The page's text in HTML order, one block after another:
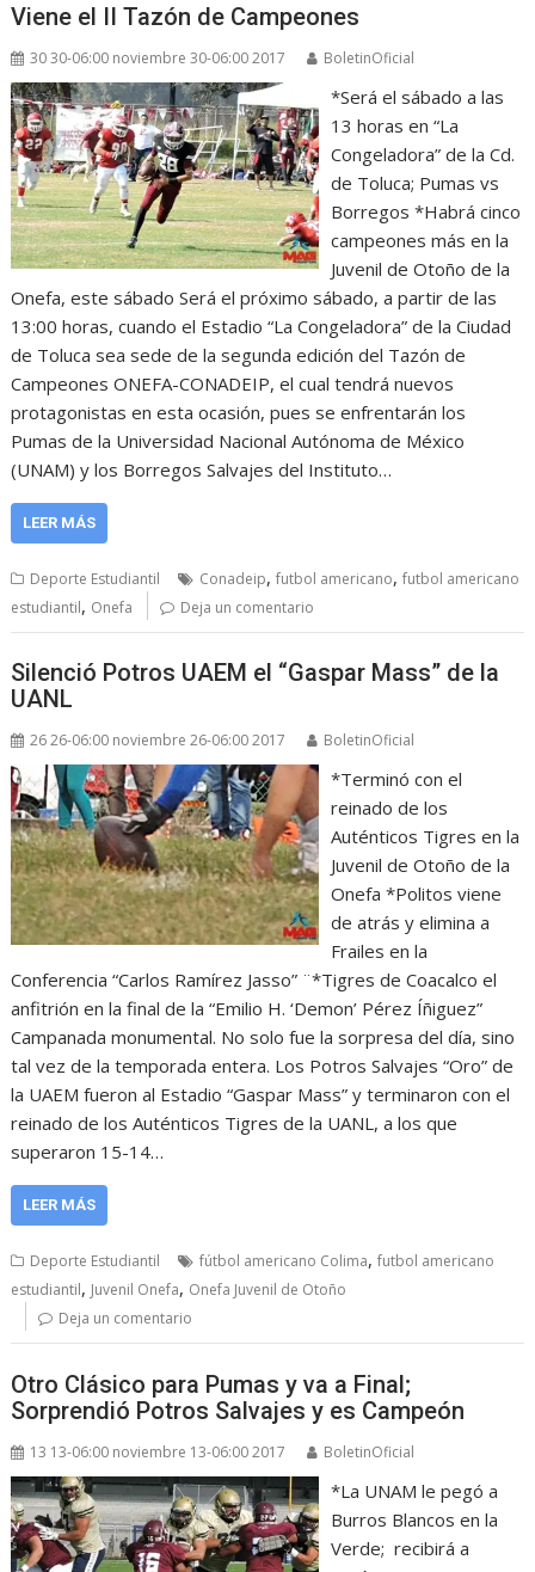
Viene el II Tazón de Campeones
30 30-06:00 noviembre 30-06:00 2017 BoletinOficial
*Será el sábado a las
13 horas en “La
Congeladora” de la Cd.
de Toluca; Pumas vs
Borregos *Habrá cinco
campeones más en la
Juvenil de Otoño de la
Onefa, este sábado Será el próximo sábado, a partir de las
13:00 horas, cuando el Estadio “La Congeladora” de la Ciudad
de Toluca sea sede de la segunda edición del Tazón de
Campeones ONEFA-CONADEIP, el cual tendrá nuevos
protagonistas en esta ocasión, pues se enfrentarán los
Pumas de la Universidad Nacional Autónoma de México
(UNAM) y los Borregos Salvajes del Instituto…
LEER MÁS
Deporte Estudiantil Conadeip,futbol americano,futbol americano
estudiantil, Onefa Deja un comentario
Silenció Potros UAEM el “Gaspar Mass” de la
UANL
26 26-06:00 noviembre 26-06:00 2017 BoletinOficial
*Terminó con el
reinado de los
Auténticos Tigres en la
Juvenil de Otoño de la
Onefa *Politos viene
de atrás y elimina a
Frailes en la
Conferencia “Carlos Ramírez Jasso” ¨*Tigres de Coacalco el
anfitrión en la final de la “Emilio H. ‘Demon’ Pérez Íñiguez”
Campanada monumental. No solo fue la sorpresa del día, sino
tal vez de la temporada entera. Los Potros Salvajes “Oro” de
la UAEM fueron al Estadio “Gaspar Mass” y terminaron con el
reinado de los Auténticos Tigres de la UANL, a los que
superaron 15-14…
LEER MÁS
Deporte Estudiantil fútbol americano Colima,futbol americano
estudiantil, Juvenil Onefa, Onefa Juvenil de Otoño
Deja un comentario
Otro Clásico para Pumas y va a Final;
Sorprendió Potros Salvajes y es Campeón
13 13-06:00 noviembre 13-06:00 2017 BoletinOficial
*La UNAM le pegó a
Burros Blancos en la
Verde; recibirá a